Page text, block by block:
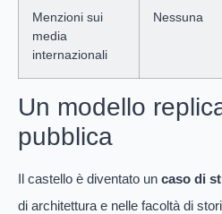
Menzioni sui
media
internazionali
Nessuna
Un modello
pubblica
Il castello è diventato un caso di
di architettura e nelle facoltà di